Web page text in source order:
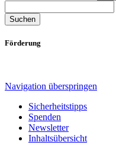
Suchen
Förderung
Navigation überspringen
Sicherheitstipps
Spenden
Newsletter
Inhaltsübersicht